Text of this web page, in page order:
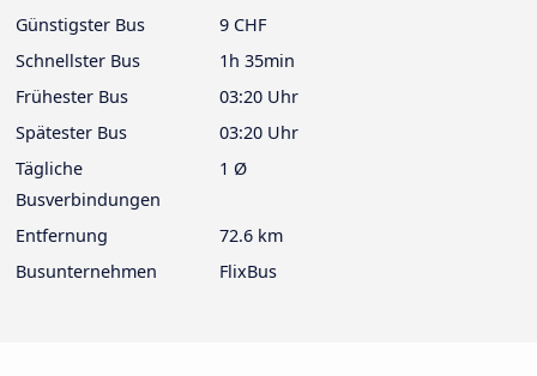
Günstigster Bus
9 CHF
Schnellster Bus
1h 35min
Frühester Bus
03:20 Uhr
Spätester Bus
03:20 Uhr
Tägliche
Busverbindungen
1 Ø
Entfernung
72.6 km
Busunternehmen
FlixBus